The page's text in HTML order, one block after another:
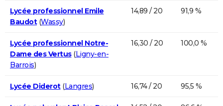
Lycée professionnel Emile
Baudot(Wassy)
14,89 / 20 91,9 %
Lycée professionnel Notre-
Dame des Vertus(Ligny-en-
Barrois)
16,30 / 20 100,0 %
Lycée Diderot(Langres) 16,74 / 20 95,5 %